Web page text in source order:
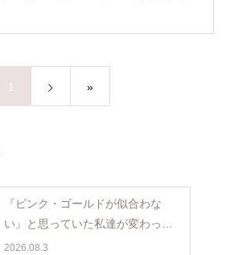
1 »
『ピンク・ゴールドが似合わな
い』と思っていた私達が変わった
日。親子で体験パーソナルカラー
2026.08.3